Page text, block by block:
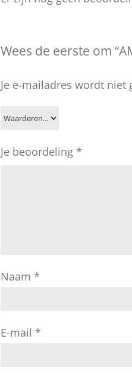
Wees de eerste om
Je e-mailadres wordt niet
Je beoordeling *
Naam *
E-mail *